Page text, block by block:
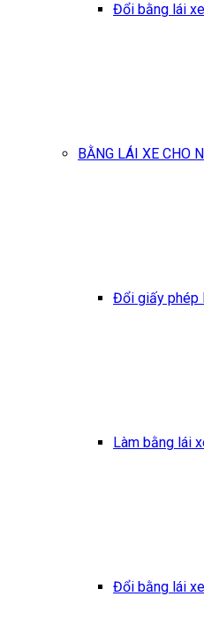
Đổi bằng lái
BẰNG LÁI XE CHO
Đổi giấy phép
Làm bằng lái
Đổi bằng lái